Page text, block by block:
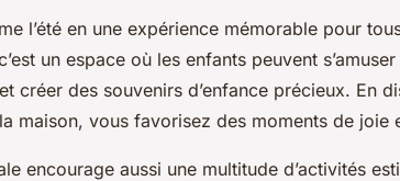
l’été en une expérience mémorable pour
un espace où les enfants peuvent
créer des souvenirs d’enfance précieux. En
maison, vous favorisez des moments de joie
encourage aussi une multitude d’activités